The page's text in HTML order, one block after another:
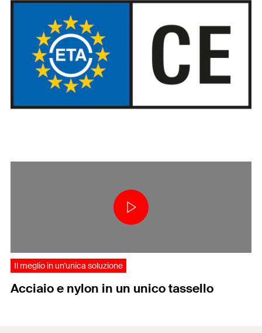
Il meglio in un'unica soluzione
Acciaio e nylon in un unico tassello